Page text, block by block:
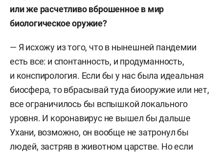
или же расчетливо вброшенное в мир
биологическое оружие?
— Я исхожу из того, что в нынешней пандемии
есть все: и спонтанность, и продуманность,
и конспирология. Если бы у нас была идеальная
биосфера, то вбрасывай туда биооружие или нет,
все ограничилось бы вспышкой локального
уровня. И коронавирус не вышел бы дальше
Ухани, возможно, он вообще не затронул бы
людей, застряв в животном царстве. Но если